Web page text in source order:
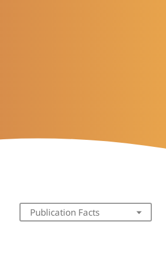
Publication Facts